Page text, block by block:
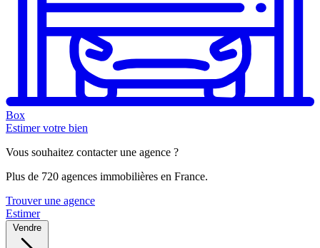
Box
Estimer votre bien
Vous souhaitez contacter une agence ?
Plus de 720 agences immobilières en France.
Trouver une agence
Estimer
Vendre